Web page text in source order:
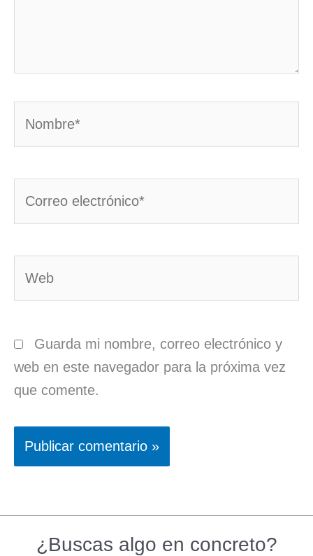
Guarda mi nombre, correo electrónico y
web en este navegador para la próxima vez
que comente.
¿Buscas algo en concreto?